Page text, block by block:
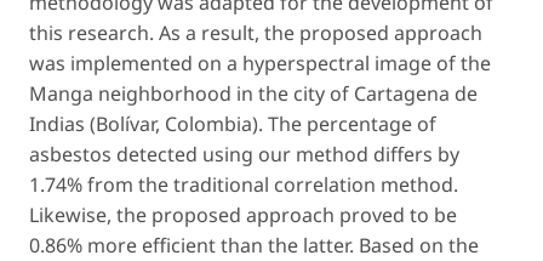
this research. As a result, the proposed approach
was implemented on a hyperspectral image of the
Manga neighborhood in the city of Cartagena de
Indias (Bolívar, Colombia). The percentage of
asbestos detected using our method differs by
1.74% from the traditional correlation method.
Likewise, the proposed approach proved to be
0.86% more efficient than the latter. Based on the